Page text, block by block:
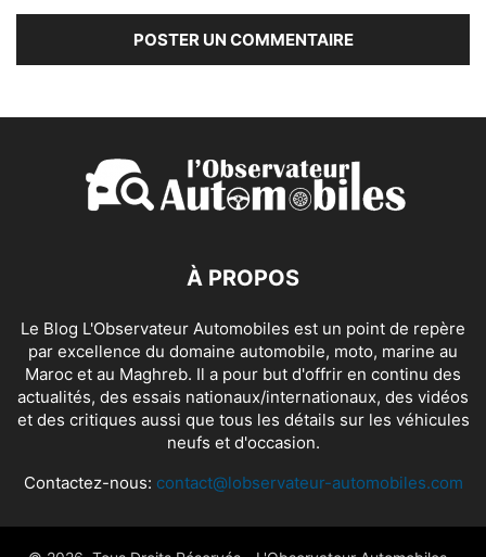
À PROPOS
Le Blog L'Observateur Automobiles est un point de repère
par excellence du domaine automobile, moto, marine au
Maroc et au Maghreb. Il a pour but d'offrir en continu des
actualités, des essais nationaux/internationaux, des vidéos
et des critiques aussi que tous les détails sur les véhicules
neufs et d'occasion.
Contactez-nous: contact@lobservateur-automobiles.com